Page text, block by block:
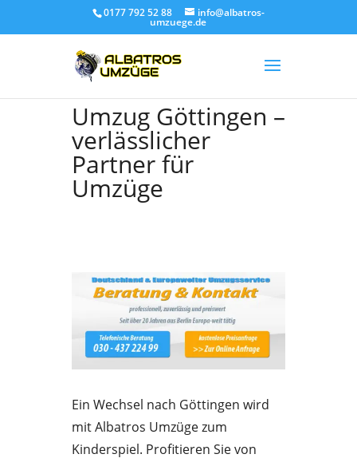
0177 792 52 88 info@albatros-
umzuege.de
Umzug Göttingen –
verlässlicher
Partner für
Umzüge
Ein Wechsel nach Göttingen wird
mit Albatros Umzüge zum
Kinderspiel. Profitieren Sie von